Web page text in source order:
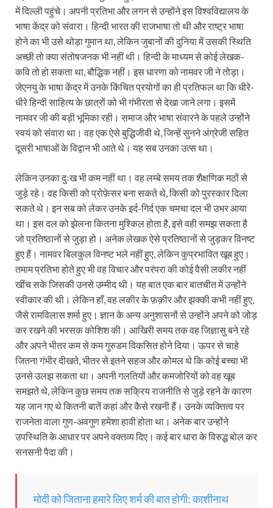
में दिल्ली पहुंचे। अपनी प्रतिभा और लगन से उन्होंने इस विश्वविद्यालय के
भाषा केंद्र को संवारा। हिन्दी भारत की राजभाषा तो थी और राष्ट्र भाषा
होने का भी उसे थोड़ा गुमान था, लेकिन जुबानों की दुनिया में उसकी स्थिति
अच्छी तो क्या संतोषजनक भी नहीं थी। हिन्दी के माध्यम से कोई लेखक-
कवि तो हो सकता था, बौद्धिक नहीं। इस धारणा को नामवर जी ने तोड़ा।
जेएनयु के भाषा केंद्र में उनके किंचित प्रयोगों का ही प्रतिफल था कि धीरे-
धीरे हिन्दी साहित्य के छात्रों को भी गंभीरता से देखा जाने लगा। इसमें
नामवर जी की बड़ी भूमिका रही। समाज और भाषा संवारने के पहले उन्होंने
स्वयं को संवारा था। वह एक ऐसे बुद्धिजीवी थे, जिन्हें सुनने अंग्रेजी सहित
दूसरी भाषाओं के विद्वान भी आते थे। यह सब उनका उत्स था।
लेकिन उनका दुःख भी कम नहीं था। वह लम्बे समय तक शैक्षणिक मठों से
जुड़े रहे। वह किसी को प्रोफ़ेसर बना सकते थे, किसी को पुरस्कार दिला
सकते थे। इन सब को लेकर उनके इर्द-गिर्द एक चमचा दल भी उभर आया
था। इस दल को झेलना कितना मुश्किल होता है, इसे वही समझ सकता है
जो प्रतिष्ठानों से जुड़ा हो। अनेक लेखक ऐसे प्रतिष्ठानों से जुड़कर विनष्ट
हुए हैं। नामवर बिलकुल विनष्ट भले नहीं हुए, लेकिन कुप्रभावित खूब हुए।
तमाम प्रतिभा होते हुए भी वह विचार और परंपरा की कोई वैसी लकीर नहीं
खींच सके जिसकी उनसे उम्मीद थी। यह बात एक बार बातचीत में उन्होंने
स्वीकार की थी। लेकिन हाँ, वह लकीर के फ़क़ीर और झक्की कभी नहीं हुए,
जैसे रामविलास शर्मा हुए। ज्ञान के अन्य अनुशासनों से उन्होंने अपने को जोड़
कर रखने की भरसक कोशिश की। आखिरी समय तक वह जिज्ञासु बने रहे
और अपने भीतर कम से कम गुरुडम विकसित होने दिया। ऊपर से चाहे
जितना गंभीर दीखते, भीतर से इतने सहज और कोमल थे कि कोई बच्चा भी
उनसे उलझ सकता था। अपनी गलतियों और कमजोरियों को वह खूब
समझते थे, लेकिन कुछ समय तक सक्रिय राजनीति से जुड़े रहने के कारण
यह जान गए थे कितनी बातें कहां और कैसे रखनी हैं। उनके व्यक्तित्व पर
राजनेता वाला गुण-अवगुण हमेशा हावी होता था। अनेक बार उन्होंने
उपस्थिति के आधार पर अपने वक्तव्य दिए। कई बार धारा के विरुद्ध बोल कर
सनसनी पैदा की।
मोदी को जिताना हमारे लिए शर्म की बात होगी: काशीनाथ